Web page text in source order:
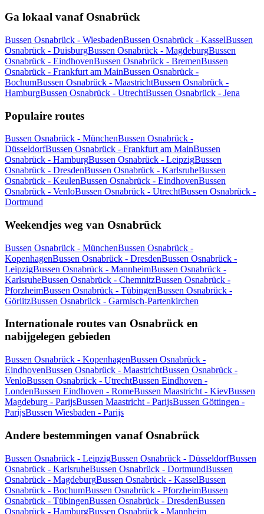
Ga lokaal vanaf Osnabrück
Bussen Osnabrück - WiesbadenBussen Osnabrück - KasselBussen
Osnabrück - DuisburgBussen Osnabrück - MagdeburgBussen
Osnabrück - EindhovenBussen Osnabrück - BremenBussen
Osnabrück - Frankfurt am MainBussen Osnabrück -
BochumBussen Osnabrück - MaastrichtBussen Osnabrück -
HamburgBussen Osnabrück - UtrechtBussen Osnabrück - Jena
Populaire routes
Bussen Osnabrück - MünchenBussen Osnabrück -
DüsseldorfBussen Osnabrück - Frankfurt am MainBussen
Osnabrück - HamburgBussen Osnabrück - LeipzigBussen
Osnabrück - DresdenBussen Osnabrück - KarlsruheBussen
Osnabrück - KeulenBussen Osnabrück - EindhovenBussen
Osnabrück - VenloBussen Osnabrück - UtrechtBussen Osnabrück -
Dortmund
Weekendjes weg van Osnabrück
Bussen Osnabrück - MünchenBussen Osnabrück -
KopenhagenBussen Osnabrück - DresdenBussen Osnabrück -
LeipzigBussen Osnabrück - MannheimBussen Osnabrück -
KarlsruheBussen Osnabrück - ChemnitzBussen Osnabrück -
PforzheimBussen Osnabrück - TübingenBussen Osnabrück -
GörlitzBussen Osnabrück - Garmisch-Partenkirchen
Internationale routes van Osnabrück en
nabijgelegen gebieden
Bussen Osnabrück - KopenhagenBussen Osnabrück -
EindhovenBussen Osnabrück - MaastrichtBussen Osnabrück -
VenloBussen Osnabrück - UtrechtBussen Eindhoven -
LondenBussen Eindhoven - RomeBussen Maastricht - KievBussen
Magdeburg - ParijsBussen Maastricht - ParijsBussen Göttingen -
ParijsBussen Wiesbaden - Parijs
Andere bestemmingen vanaf Osnabrück
Bussen Osnabrück - LeipzigBussen Osnabrück - DüsseldorfBussen
Osnabrück - KarlsruheBussen Osnabrück - DortmundBussen
Osnabrück - MagdeburgBussen Osnabrück - KasselBussen
Osnabrück - BochumBussen Osnabrück - PforzheimBussen
Osnabrück - TübingenBussen Osnabrück - DresdenBussen
Osnabrück - HamburgBussen Osnabrück - Mannheim